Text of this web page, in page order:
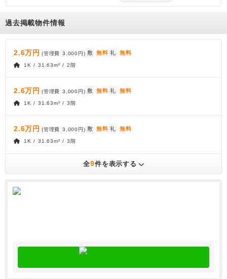
過去掲載物件情報
2.6万円 (管理費 3,000円) 敷 無料 礼 無料
1K / 31.63m² / 2階
2.6万円 (管理費 3,000円) 敷 無料 礼 無料
1K / 31.63m² / 3階
2.6万円 (管理費 3,000円) 敷 無料 礼 無料
1K / 31.63m² / 3階
全9件を表示する